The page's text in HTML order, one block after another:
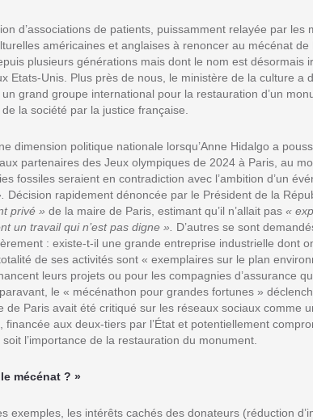
d’associations de patients, puissamment relayée par les
américaines et anglaises à renoncer au mécénat de
plusieurs générations mais dont le nom est désormais
Etats-Unis. Plus près de nous, le ministère de la culture a
grand groupe international pour la restauration d’un
la société par la justice française.
dimension politique nationale lorsqu’Anne Hidalgo a
partenaires des Jeux olympiques de 2024 à Paris, au
fossiles seraient en contradiction avec l’ambition d’un
Décision rapidement dénoncée par le Président de la
privé » de la maire de Paris, estimant qu’il n’allait pas «
un travail qui n’est pas digne ».
D’autres se sont
: existe-t-il une grande entreprise industrielle dont
de ses activités sont « exemplaires sur le plan
leurs projets ou pour les compagnies d’assurance
le « mécénathon pour grandes fortunes »
de Paris avait été critiqué sur les réseaux sociaux comme
financée aux deux-tiers par l’État et potentiellement
l’importance de la restauration du monument.
mécénat ? »
exemples, les intérêts cachés des donateurs (réduction